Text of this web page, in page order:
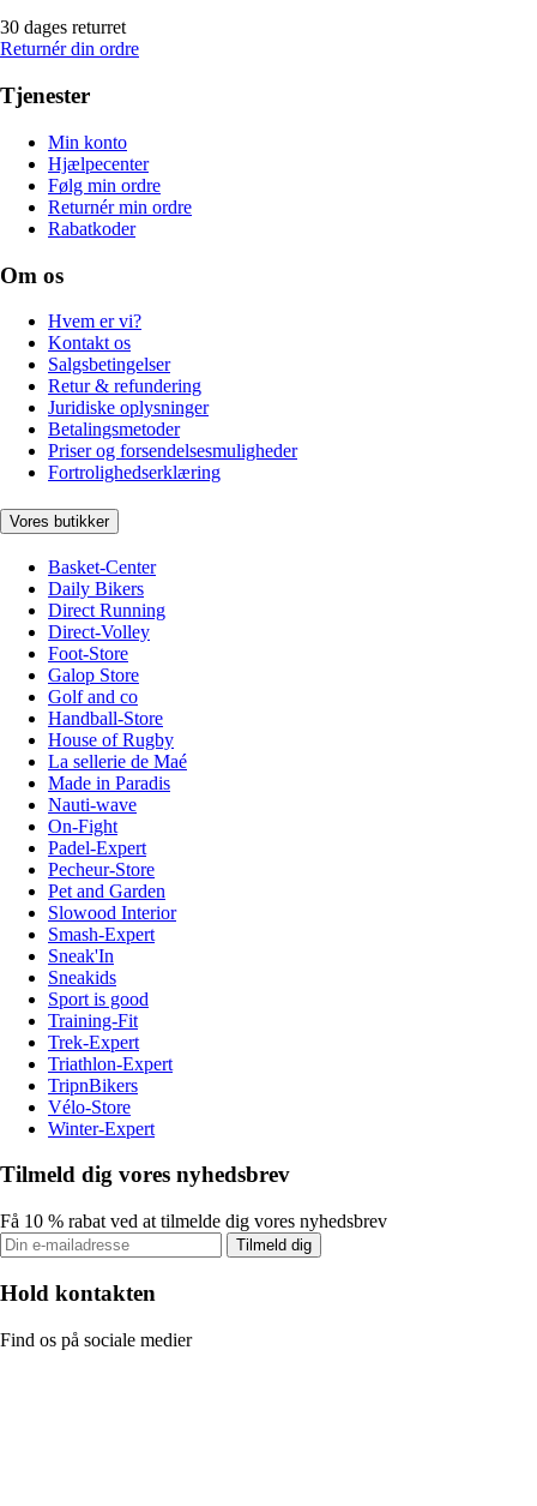
30 dages returret
Returnér din ordre
Tjenester
Min konto
Hjælpecenter
Følg min ordre
Returnér min ordre
Rabatkoder
Om os
Hvem er vi?
Kontakt os
Salgsbetingelser
Retur & refundering
Juridiske oplysninger
Betalingsmetoder
Priser og forsendelsesmuligheder
Fortrolighedserklæring
Vores butikker
Basket-Center
Daily Bikers
Direct Running
Direct-Volley
Foot-Store
Galop Store
Golf and co
Handball-Store
House of Rugby
La sellerie de Maé
Made in Paradis
Nauti-wave
On-Fight
Padel-Expert
Pecheur-Store
Pet and Garden
Slowood Interior
Smash-Expert
Sneak'In
Sneakids
Sport is good
Training-Fit
Trek-Expert
Triathlon-Expert
TripnBikers
Vélo-Store
Winter-Expert
Tilmeld dig vores nyhedsbrev
Få 10 % rabat ved at tilmelde dig vores nyhedsbrev
Tilmeld dig
Hold kontakten
Find os på sociale medier